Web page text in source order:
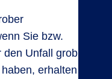
Sie bzw.
den Unfall grob
erhalten